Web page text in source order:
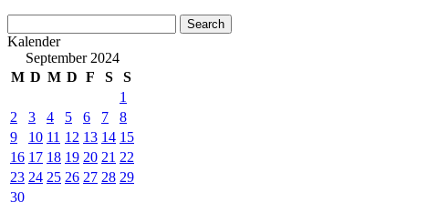
Kalender
September 2024
M D M D F S
S
1
2
3 4 5 6 7
8
9
10 11 12 13 14 15
16 17 18 19 20 21 22
23 24 25 26 27 28 29
30